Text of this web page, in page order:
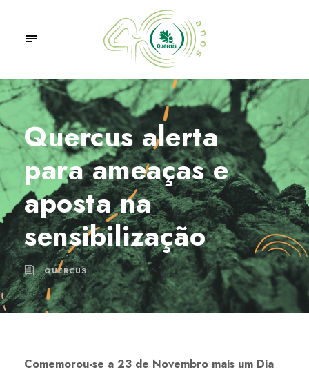
Quercus alerta
para ameaças e
aposta na
sensibilização
QUERCUS
Comemorou-se a 23 de Novembro mais um Dia